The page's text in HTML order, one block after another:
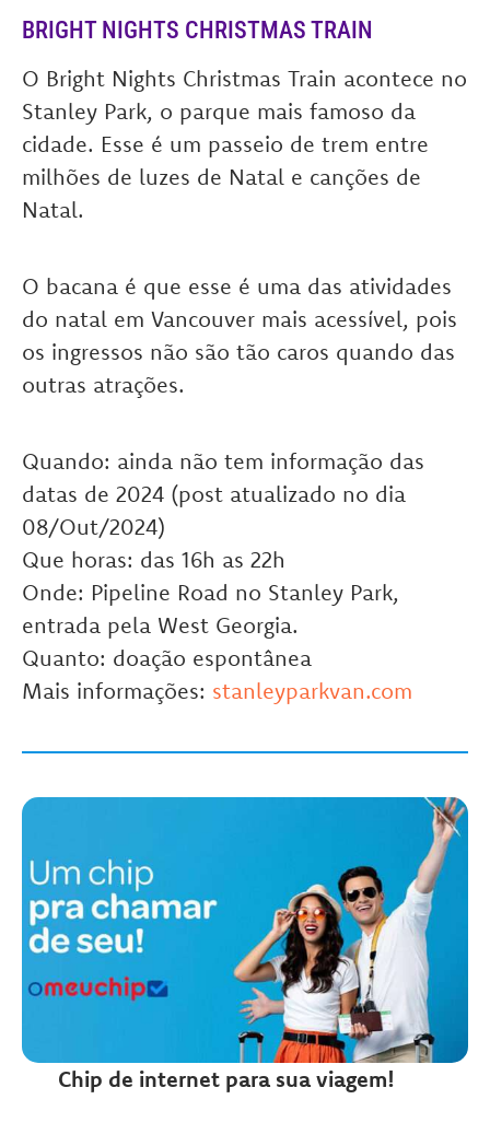
BRIGHT NIGHTS CHRISTMAS TRAIN
O Bright Nights Christmas Train acontece no
Stanley Park, o parque mais famoso da
cidade. Esse é um passeio de trem entre
milhões de luzes de Natal e canções de
Natal.
O bacana é que esse é uma das atividades
do natal em Vancouver mais acessível, pois
os ingressos não são tão caros quando das
outras atrações.
Quando: ainda não tem informação das
datas de 2024 (post atualizado no dia
08/Out/2024)
Que horas: das 16h as 22h
Onde: Pipeline Road no Stanley Park,
entrada pela West Georgia.
Quanto: doação espontânea
Mais informações: stanleyparkvan.com
Chip de internet para sua viagem!